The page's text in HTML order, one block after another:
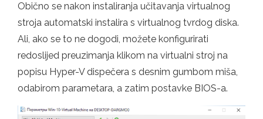
Obično se nakon instaliranja učitavanja virtualnog
stroja automatski instalira s virtualnog tvrdog diska.
Ali, ako se to ne dogodi, možete konfigurirati
redoslijed preuzimanja klikom na virtualni stroj na
popisu Hyper-V dispečera s desnim gumbom miša,
odabirom parametara, a zatim postavke BIOS-a.